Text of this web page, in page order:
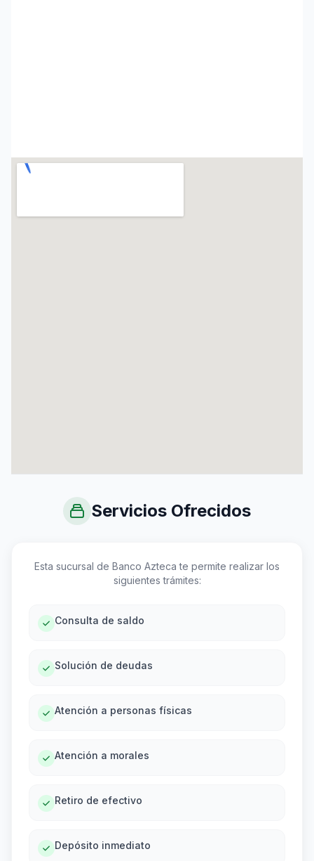
Servicios Ofrecidos
Esta sucursal de Banco Azteca te permite realizar los
siguientes trámites:
Consulta de saldo
Solución de deudas
Atención a personas físicas
Atención a morales
Retiro de efectivo
Depósito inmediato